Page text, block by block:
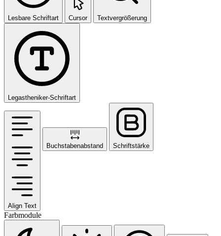
Lesbare Schriftart Cursor Textvergrößerung
Legastheniker-Schriftart
Align Text
Buchstabenabstand Schriftstärke
Farbmodule